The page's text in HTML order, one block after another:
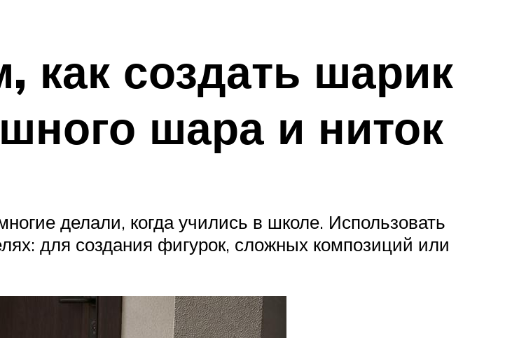
как создать шарик
шара и ниток
делали, когда учились в школе. Использовать
для создания фигурок, сложных композиций или